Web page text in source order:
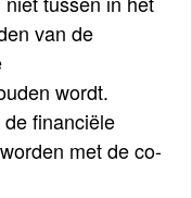
van de
wordt.
financiële
met de co-